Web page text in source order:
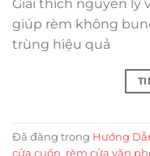
Giải thích nguyên lý
giúp rèm không
trùng hiệu quả
Đã đăng trong Hướng
cửa cuốn, rèm cửa văn